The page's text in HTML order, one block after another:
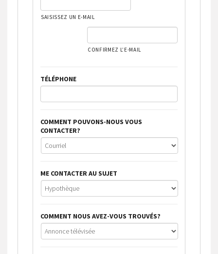
SAISISSEZ UN E-MAIL
CONFIRMEZ L’E-MAIL
TÉLÉPHONE
COMMENT POUVONS-NOUS VOUS
CONTACTER?
ME CONTACTER AU SUJET
COMMENT NOUS AVEZ-VOUS TROUVÉS?